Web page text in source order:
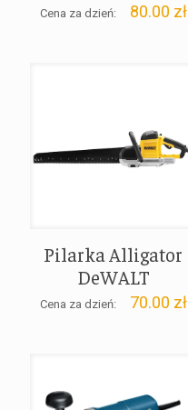
Cena za dzień: 80.00 zł
Pilarka Alligator
DeWALT
Cena za dzień: 70.00 zł